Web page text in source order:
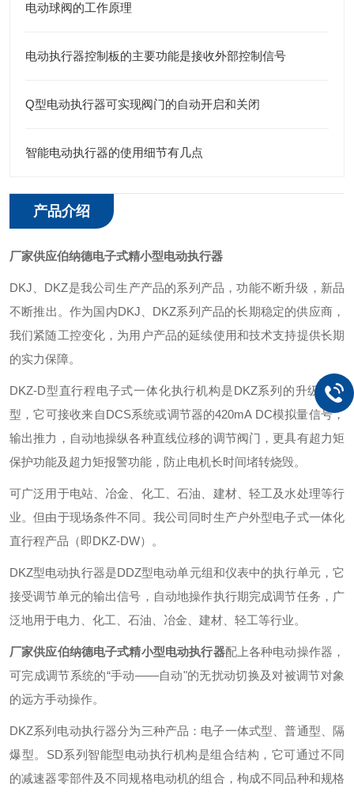
电动球阀的工作原理
电动执行器控制板的主要功能是接收外部控制信号
Q型电动执行器可实现阀门的自动开启和关闭
智能电动执行器的使用细节有几点
产品介绍
厂家供应伯纳德电子式精小型电动执行器
DKJ、DKZ是我公司生产产品的系列产品，功能不断升级，新品
不断推出。作为国内DKJ、DKZ系列产品的长期稳定的供应商，
我们紧随工控变化，为用户产品的延续使用和技术支持提供长期
的实力保障。
DKZ-D型直行程电子式一体化执行机构是DKZ系列的升级改进
型，它可接收来自DCS系统或调节器的420mA DC模拟量信号，
输出推力，自动地操纵各种直线位移的调节阀门，更具有超力矩
保护功能及超力矩报警功能，防止电机长时间堵转烧毁。
可广泛用于电站、冶金、化工、石油、建材、轻工及水处理等行
业。但由于现场条件不同。我公司同时生产户外型电子式一体化
直行程产品（即DKZ-DW）。
DKZ型电动执行器是DDZ型电动单元组和仪表中的执行单元，它
接受调节单元的输出信号，自动地操作执行期完成调节任务，广
泛地用于电力、化工、石油、冶金、建材、轻工等行业。
厂家供应伯纳德电子式精小型电动执行器配上各种电动操作器，
可完成调节系统的“手动——自动"的无扰动切换及对被调节对象
的远方手动操作。
DKZ系列电动执行器分为三种产品：电子一体式型、普通型、隔
爆型。 SD系列智能型电动执行机构是组合结构，它可通过不同
的减速器零部件及不同规格电动机的组合，枸成不同品种和规格